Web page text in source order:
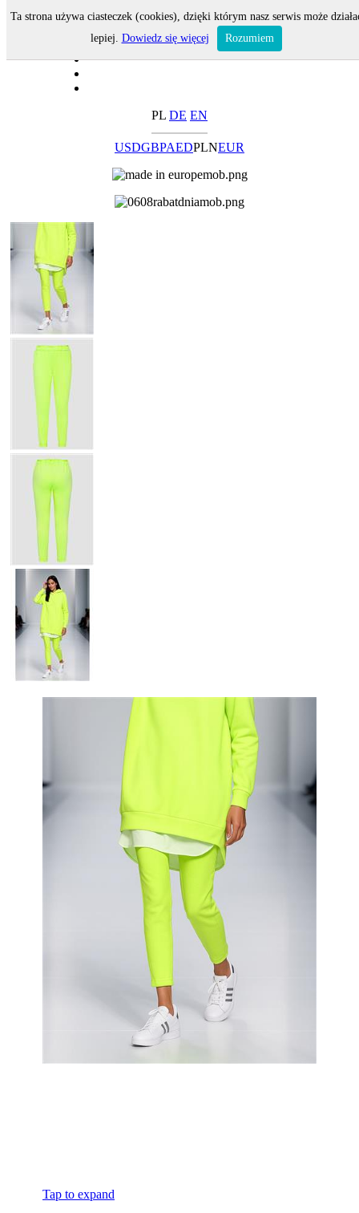
PL DE EN
USDGBPAEDPLNEUR
Tap to expand
Ta strona używa ciasteczek (cookies), dzięki którym nasz serwis może
lepiej. Dowiedz się więcej Rozumiem